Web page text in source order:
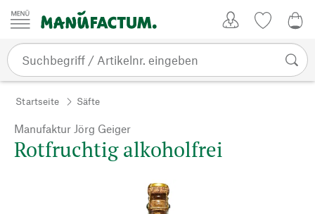
Zum Inhalt springen
Startseite Säfte
Manufaktur Jörg Geiger
Rotfruchtig alkoholfrei